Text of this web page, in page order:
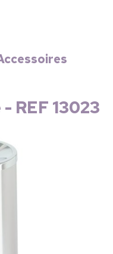
REF 13023